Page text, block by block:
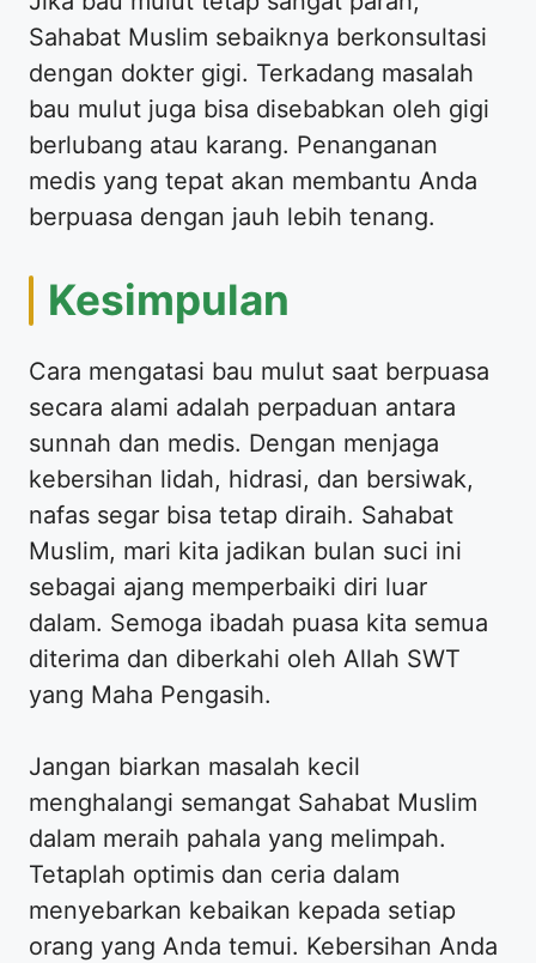
Sahabat Muslim sebaiknya berkonsultasi
dengan dokter gigi. Terkadang masalah
bau mulut juga bisa disebabkan oleh gigi
berlubang atau karang. Penanganan
medis yang tepat akan membantu Anda
berpuasa dengan jauh lebih tenang.
Kesimpulan
Cara mengatasi bau mulut saat berpuasa
secara alami adalah perpaduan antara
sunnah dan medis. Dengan menjaga
kebersihan lidah, hidrasi, dan bersiwak,
nafas segar bisa tetap diraih. Sahabat
Muslim, mari kita jadikan bulan suci ini
sebagai ajang memperbaiki diri luar
dalam. Semoga ibadah puasa kita semua
diterima dan diberkahi oleh Allah SWT
yang Maha Pengasih.
Jangan biarkan masalah kecil
menghalangi semangat Sahabat Muslim
dalam meraih pahala yang melimpah.
Tetaplah optimis dan ceria dalam
menyebarkan kebaikan kepada setiap
orang yang Anda temui. Kebersihan Anda